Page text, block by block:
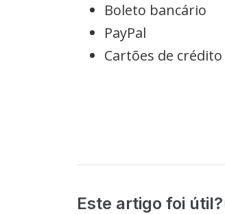
Boleto bancário
PayPal
Cartões de
Este artigo foi útil?